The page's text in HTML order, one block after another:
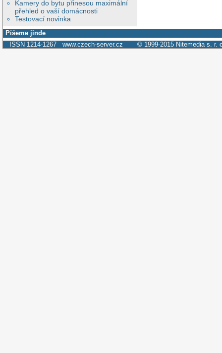
Kamery do bytu přinesou maximální
přehled o vaší domácnosti
Testovací novinka
Píšeme jinde
ISSN 1214-1267 www.czech-server.cz © 1999-2015 Nitemedia s. r.